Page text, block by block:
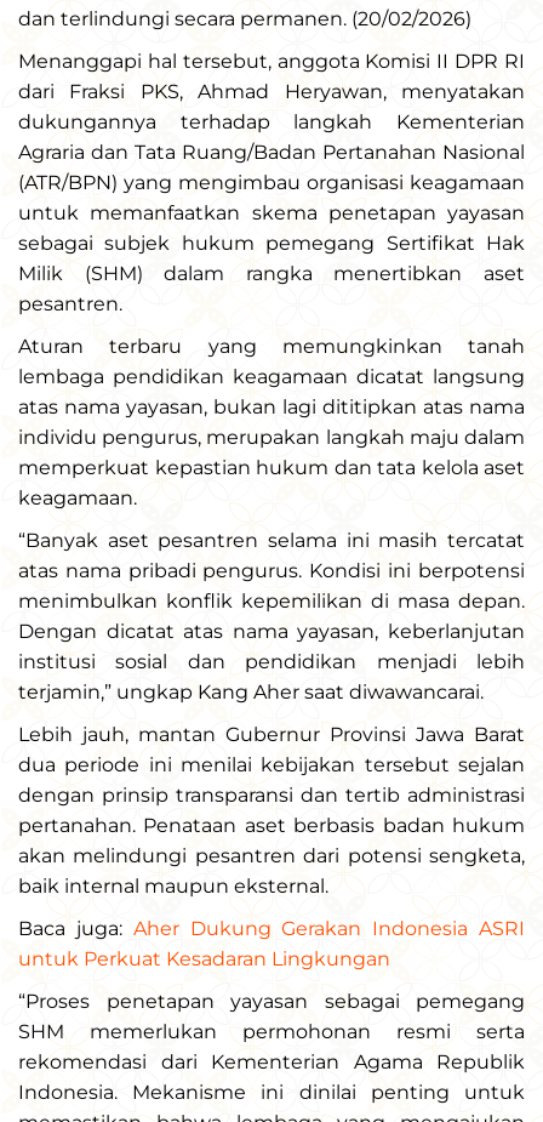
dan terlindungi secara permanen. (20/02/2026)
Menanggapi hal tersebut, anggota Komisi II DPR RI
dari Fraksi PKS, Ahmad Heryawan, menyatakan
dukungannya terhadap langkah Kementerian
Agraria dan Tata Ruang/Badan Pertanahan Nasional
(ATR/BPN) yang mengimbau organisasi keagamaan
untuk memanfaatkan skema penetapan yayasan
sebagai subjek hukum pemegang Sertifikat Hak
Milik (SHM) dalam rangka menertibkan aset
pesantren.
Aturan terbaru yang memungkinkan tanah
lembaga pendidikan keagamaan dicatat langsung
atas nama yayasan, bukan lagi dititipkan atas nama
individu pengurus, merupakan langkah maju dalam
memperkuat kepastian hukum dan tata kelola aset
keagamaan.
“Banyak aset pesantren selama ini masih tercatat
atas nama pribadi pengurus. Kondisi ini berpotensi
menimbulkan konflik kepemilikan di masa depan.
Dengan dicatat atas nama yayasan, keberlanjutan
institusi sosial dan pendidikan menjadi lebih
terjamin,” ungkap Kang Aher saat diwawancarai.
Lebih jauh, mantan Gubernur Provinsi Jawa Barat
dua periode ini menilai kebijakan tersebut sejalan
dengan prinsip transparansi dan tertib administrasi
pertanahan. Penataan aset berbasis badan hukum
akan melindungi pesantren dari potensi sengketa,
baik internal maupun eksternal.
Baca juga: Aher Dukung Gerakan Indonesia ASRI
untuk Perkuat Kesadaran Lingkungan
“Proses penetapan yayasan sebagai pemegang
SHM memerlukan permohonan resmi serta
rekomendasi dari Kementerian Agama Republik
Indonesia. Mekanisme ini dinilai penting untuk